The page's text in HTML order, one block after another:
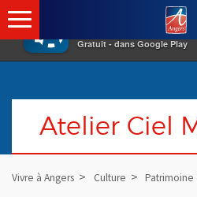
×
Gratuit - dans Google Play
Atelier Ciel
Vivre à Angers Culture Patrimoine